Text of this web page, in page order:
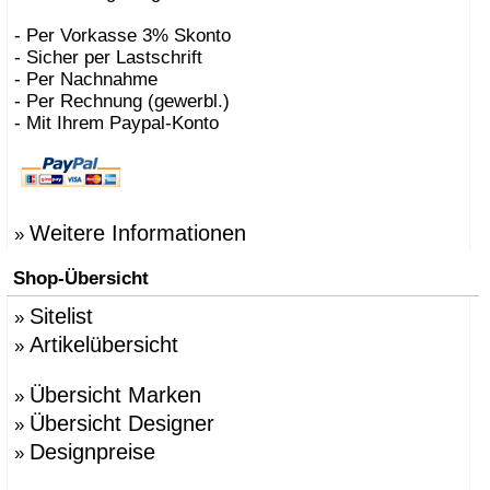
- Per Vorkasse 3% Skonto
- Sicher per Lastschrift
- Per Nachnahme
- Per Rechnung (gewerbl.)
- Mit Ihrem Paypal-Konto
» Weitere Informationen
Shop-Übersicht
» Sitelist
» Artikelübersicht
» Übersicht Marken
» Übersicht Designer
» Designpreise